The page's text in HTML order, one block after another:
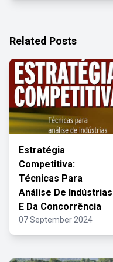
Related Posts
Estratégia
Competitiva:
Técnicas Para
Análise De Indústrias
E Da Concorrência
07 September 2024